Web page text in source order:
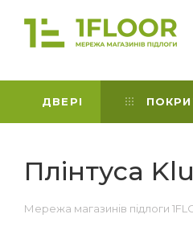
ДВЕРІ
Плінтуса
Мережа магазинів підлоги